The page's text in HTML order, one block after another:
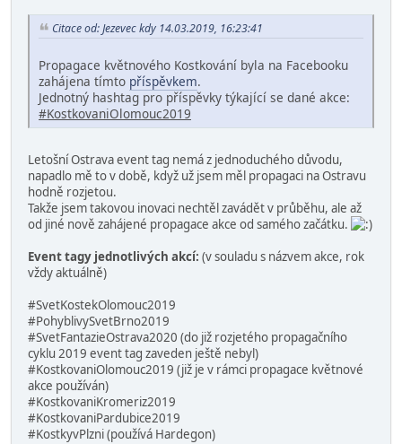
Citace od: Jezevec kdy 14.03.2019, 16:23:41
Propagace květnového Kostkování byla na Facebooku
zahájena tímto příspěvkem.
Jednotný hashtag pro příspěvky týkající se dané akce:
#KostkovaniOlomouc2019
Letošní Ostrava event tag nemá z jednoduchého důvodu,
napadlo mě to v době, když už jsem měl propagaci na Ostravu
hodně rozjetou.
Takže jsem takovou inovaci nechtěl zavádět v průběhu, ale až
od jiné nově zahájené propagace akce od samého začátku.
Event tagy jednotlivých akcí: (v souladu s názvem akce, rok
vždy aktuálně)
#SvetKostekOlomouc2019
#PohyblivySvetBrno2019
#SvetFantazieOstrava2020 (do již rozjetého propagačního
cyklu 2019 event tag zaveden ještě nebyl)
#KostkovaniOlomouc2019 (již je v rámci propagace květnové
akce používán)
#KostkovaniKromeriz2019
#KostkovaniPardubice2019
#KostkyvPlzni (používá Hardegon)